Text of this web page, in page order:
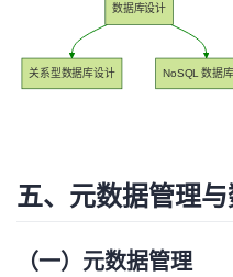
数据库设计
关系型数据库设计 NoSQL 数据库
五、元数据管理
（一）元数据管理